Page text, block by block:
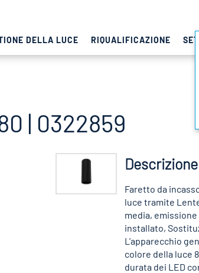
DELLA LUCE RIQUALIFICAZIONE
| 0322859
Faretto da
luce tramite
media,
installato,
L'apparecchio
colore della luce
durata dei LED